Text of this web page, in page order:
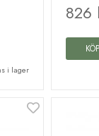
i lager
826
KÖP